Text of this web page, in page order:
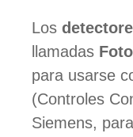
Los
llamadas
para usarse
(Controles
Siemens,